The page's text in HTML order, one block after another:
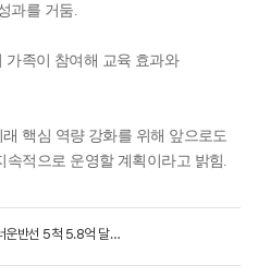
과를 거둠.
가족이 참여해 교육 효과와
핵심 역량 강화를 위해 앞으로도
속적으로 운영할 계획이라고 밝힘.
삼성重, 컨테이너운반선 5척 5.8억 달러 수주